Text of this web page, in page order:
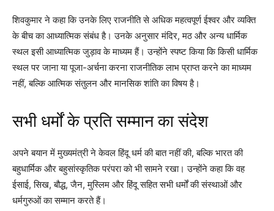
शिवकुमार ने कहा कि उनके लिए राजनीति से अधिक महत्वपूर्ण ईश्वर और व्यक्ति
के बीच का आध्यात्मिक संबंध है। उनके अनुसार मंदिर, मठ और अन्य धार्मिक
स्थल इसी आध्यात्मिक जुड़ाव के माध्यम हैं। उन्होंने स्पष्ट किया कि किसी धार्मिक
स्थल पर जाना या पूजा-अर्चना करना राजनीतिक लाभ प्राप्त करने का माध्यम
नहीं, बल्कि आत्मिक संतुलन और मानसिक शांति का विषय है।
सभी धर्मों के प्रति सम्मान का संदेश
अपने बयान में मुख्यमंत्री ने केवल हिंदू धर्म की बात नहीं की, बल्कि भारत की
बहुधार्मिक और बहुसांस्कृतिक परंपरा को भी सामने रखा। उन्होंने कहा कि वह
ईसाई, सिख, बौद्ध, जैन, मुस्लिम और हिंदू सहित सभी धर्मों की संस्थाओं और
धर्मगुरुओं का सम्मान करते हैं।